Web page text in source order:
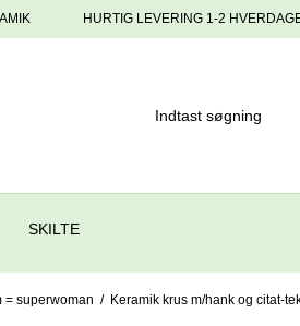
HURTIG LEVERING 1-2
SKILTE
= superwoman / Keramik krus m/hank og citat-